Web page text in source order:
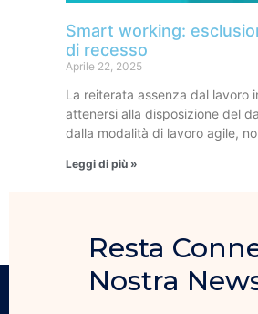
Smart working:
di recesso
Aprile 22, 2025
La reiterata assenza dal lavoro
attenersi alla disposizione del
dalla modalità di lavoro agile,
Leggi di più »
Resta
Nostra